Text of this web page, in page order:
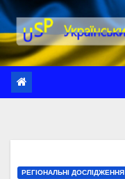
Перейти
до
вмісту
РЕГІОНАЛЬНІ ДОСЛІДЖЕННЯ